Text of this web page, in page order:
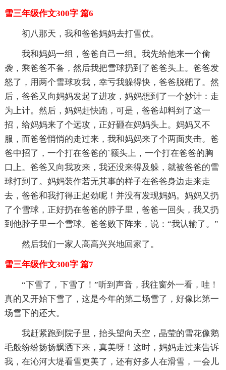
雪三年级作文300字 篇6
初八那天，我和爸爸妈妈去打雪仗。
我和妈妈一组，爸爸自己一组。我先给他来一个偷
袭，乘爸爸不备，然后我把雪球扔到了爸爸头上。爸爸发
怒了，用两个雪球攻我，幸亏我躲得快，爸爸脱靶了。然
后，爸爸又向妈妈发起了进攻，妈妈想到了一个妙计：走
为上计。然后，妈妈赶快跑，可是，爸爸却料到了这一
招，给妈妈来了个远攻，正好砸在妈妈头上。妈妈又不
服，而爸爸悄悄的走过来，我和妈妈来了个两面夹击。爸
爸中招了，一个打在爸爸的`额头上，一个打在爸爸的胸
口上。爸爸又向我攻来，我还没来得及躲，就被爸爸的雪
球打到了。妈妈装作若无其事的样子在爸爸身边走来走
去，爸爸和我打得正起劲呢！并没有发现妈妈。妈妈又扔
了个雪球，正好扔在爸爸的脖子里，爸爸一回头，我又扔
到他脖子里一个雪球。爸爸败下阵来，说：“我认输了。”
然后我们一家人高高兴兴地回家了。
雪三年级作文300字 篇7
“下雪了，下雪了！”听到声音，我往窗外一看，哇！
真的又开始下雪了，这是今年的第二场雪了，好像比第一
场雪下的还大。
我赶紧跑到院子里，抬头望向天空，晶莹的雪花像鹅
毛般纷纷扬扬飘洒下来，真美呀！这时，妈妈走过来告诉
我，在沁河大堤看雪更美了，还有好多人在滑雪，一会儿